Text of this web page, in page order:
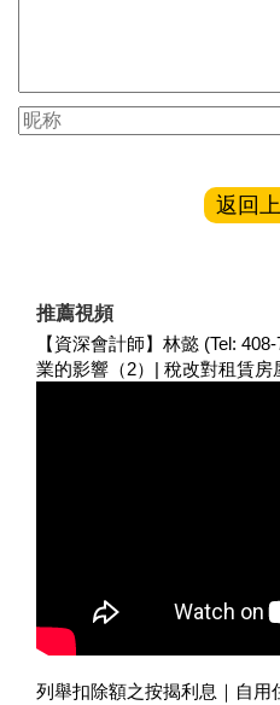
返回
推薦視頻
【資深會計師】林懿 (Tel:
業的影響（2）| 稅改對租賃房
列舉扣除額之按揭利息｜自